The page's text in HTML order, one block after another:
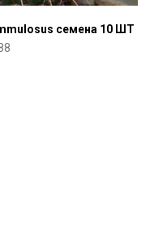
семена 10 ШТ